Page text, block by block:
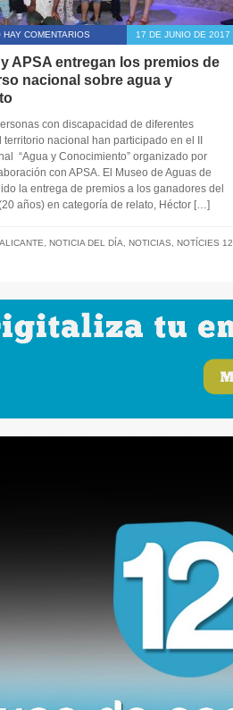
HAY COMENTARIOS 17 DE JUNIO DE 2017
y APSA entregan los premios de
nacional sobre agua y
con discapacidad de diferentes
nacional han participado en el II
“Agua y Conocimiento” organizado por
con APSA. El Museo de Aguas de
la entrega de premios a los ganadores del
años) en categoría de relato, Héctor […]
ALICANTE NOTICIA DEL DÍA NOTICIAS NOTÍCIES 12